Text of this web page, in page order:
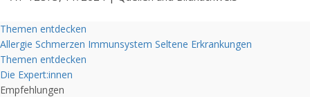
Themen entdecken
Allergie Schmerzen Immunsystem Seltene Erkrankungen
Themen entdecken
Die Expert:innen
Empfehlungen